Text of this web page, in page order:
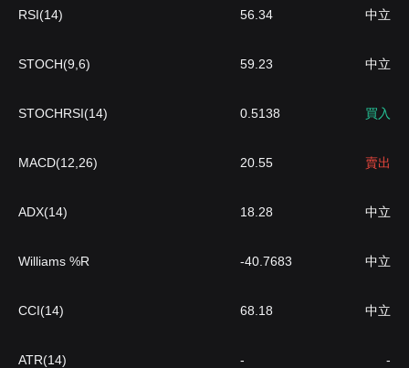
RSI(14) 56.34 中立
STOCH(9,6) 59.23 中立
STOCHRSI(14) 0.5138 買入
MACD(12,26) 20.55 賣出
ADX(14) 18.28 中立
Williams %R -40.7683 中立
CCI(14) 68.18 中立
ATR(14) - -